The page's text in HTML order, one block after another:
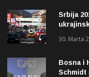
Srbija
30. Marta
Bosna i
Schmidt